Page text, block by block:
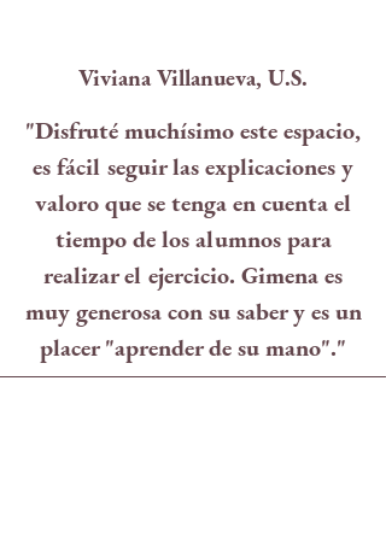
Viviana Villanueva, U.S.
"Disfruté muchísimo este espacio,
es fácil seguir las explicaciones y
valoro que se tenga en cuenta el
tiempo de los alumnos para
realizar el ejercicio. Gimena es
muy generosa con su saber y es un
placer "aprender de su mano"."